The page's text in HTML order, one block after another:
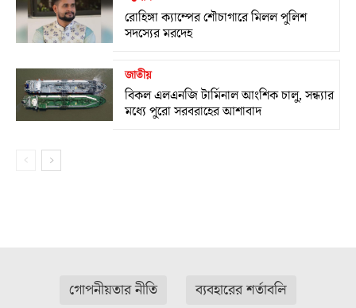
রোহিঙ্গা ক্যাম্পের শৌচাগারে মিলল পুলিশ
সদস্যের মরদেহ
জাতীয়
বিকল এলএনজি টার্মিনাল আংশিক চালু, সন্ধ্যার
মধ্যে পুরো সরবরাহের আশাবাদ
গোপনীয়তার নীতি
ব্যবহারের শর্তাবলি